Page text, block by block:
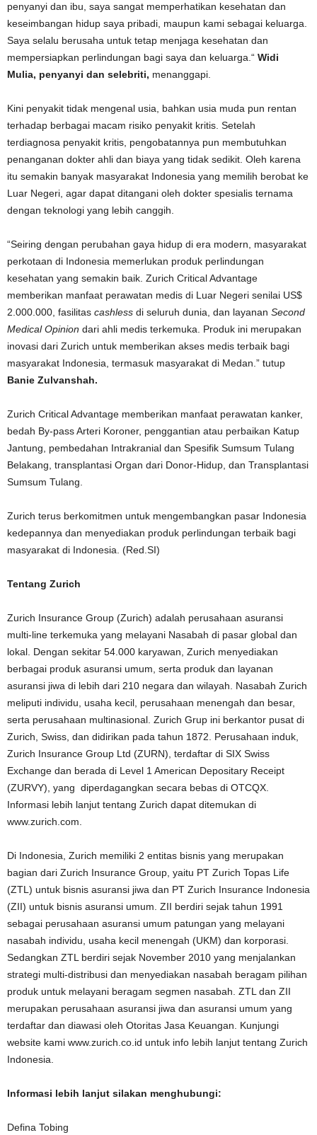
penyanyi dan ibu, saya sangat memperhatikan kesehatan dan
keseimbangan hidup saya pribadi, maupun kami sebagai keluarga.
Saya selalu berusaha untuk tetap menjaga kesehatan dan
mempersiapkan perlindungan bagi saya dan keluarga.“ Widi
Mulia, penyanyi dan selebriti, menanggapi.
Kini penyakit tidak mengenal usia, bahkan usia muda pun rentan
terhadap berbagai macam risiko penyakit kritis. Setelah
terdiagnosa penyakit kritis, pengobatannya pun membutuhkan
penanganan dokter ahli dan biaya yang tidak sedikit. Oleh karena
itu semakin banyak masyarakat Indonesia yang memilih berobat ke
Luar Negeri, agar dapat ditangani oleh dokter spesialis ternama
dengan teknologi yang lebih canggih.
“Seiring dengan perubahan gaya hidup di era modern, masyarakat
perkotaan di Indonesia memerlukan produk perlindungan
kesehatan yang semakin baik. Zurich Critical Advantage
memberikan manfaat perawatan medis di Luar Negeri senilai US$
2.000.000, fasilitas cashless di seluruh dunia, dan layanan Second
Medical Opinion dari ahli medis terkemuka. Produk ini merupakan
inovasi dari Zurich untuk memberikan akses medis terbaik bagi
masyarakat Indonesia, termasuk masyarakat di Medan.” tutup
Banie Zulvanshah.
Zurich Critical Advantage memberikan manfaat perawatan kanker,
bedah By-pass Arteri Koroner, penggantian atau perbaikan Katup
Jantung, pembedahan Intrakranial dan Spesifik Sumsum Tulang
Belakang, transplantasi Organ dari Donor-Hidup, dan Transplantasi
Sumsum Tulang.
Zurich terus berkomitmen untuk mengembangkan pasar Indonesia
kedepannya dan menyediakan produk perlindungan terbaik bagi
masyarakat di Indonesia. (Red.SI)
Tentang Zurich
Zurich Insurance Group (Zurich) adalah perusahaan asuransi
multi-line terkemuka yang melayani Nasabah di pasar global dan
lokal. Dengan sekitar 54.000 karyawan, Zurich menyediakan
berbagai produk asuransi umum, serta produk dan layanan
asuransi jiwa di lebih dari 210 negara dan wilayah. Nasabah Zurich
meliputi individu, usaha kecil, perusahaan menengah dan besar,
serta perusahaan multinasional. Zurich Grup ini berkantor pusat di
Zurich, Swiss, dan didirikan pada tahun 1872. Perusahaan induk,
Zurich Insurance Group Ltd (ZURN), terdaftar di SIX Swiss
Exchange dan berada di Level 1 American Depositary Receipt
(ZURVY), yang diperdagangkan secara bebas di OTCQX.
Informasi lebih lanjut tentang Zurich dapat ditemukan di
www.zurich.com.
Di Indonesia, Zurich memiliki 2 entitas bisnis yang merupakan
bagian dari Zurich Insurance Group, yaitu PT Zurich Topas Life
(ZTL) untuk bisnis asuransi jiwa dan PT Zurich Insurance Indonesia
(ZII) untuk bisnis asuransi umum. ZII berdiri sejak tahun 1991
sebagai perusahaan asuransi umum patungan yang melayani
nasabah individu, usaha kecil menengah (UKM) dan korporasi.
Sedangkan ZTL berdiri sejak November 2010 yang menjalankan
strategi multi-distribusi dan menyediakan nasabah beragam pilihan
produk untuk melayani beragam segmen nasabah. ZTL dan ZII
merupakan perusahaan asuransi jiwa dan asuransi umum yang
terdaftar dan diawasi oleh Otoritas Jasa Keuangan. Kunjungi
website kami www.zurich.co.id untuk info lebih lanjut tentang Zurich
Indonesia.
Informasi lebih lanjut silakan menghubungi:
Defina Tobing